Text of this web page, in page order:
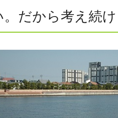
だから考え続け